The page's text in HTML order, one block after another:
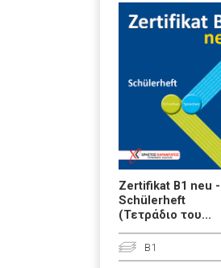
Zertifikat B1 neu -
Schülerheft
(Τετράδιο του...
B1